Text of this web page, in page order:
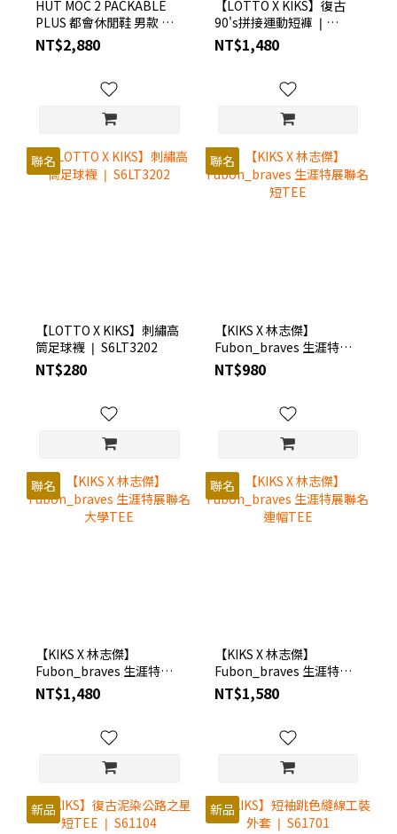
HUT MOC 2 PACKABLE
PLUS 都會休閒鞋 男款 金
屬灰
NT$2,880
【LOTTO X KIKS】復古
90's拼接運動短褲 ❘
S6LT2001
NT$1,480
聯名
【LOTTO X KIKS】刺繡高
筒足球襪 ❘ S6LT3202
NT$280
聯名
【KIKS X 林志傑】
Fubon_braves 生涯特展
聯名短TEE
NT$980
聯名
【KIKS X 林志傑】
Fubon_braves 生涯特展
聯名大學TEE
NT$1,480
聯名
【KIKS X 林志傑】
Fubon_braves 生涯特展
聯名連帽TEE
NT$1,580
新品 新品